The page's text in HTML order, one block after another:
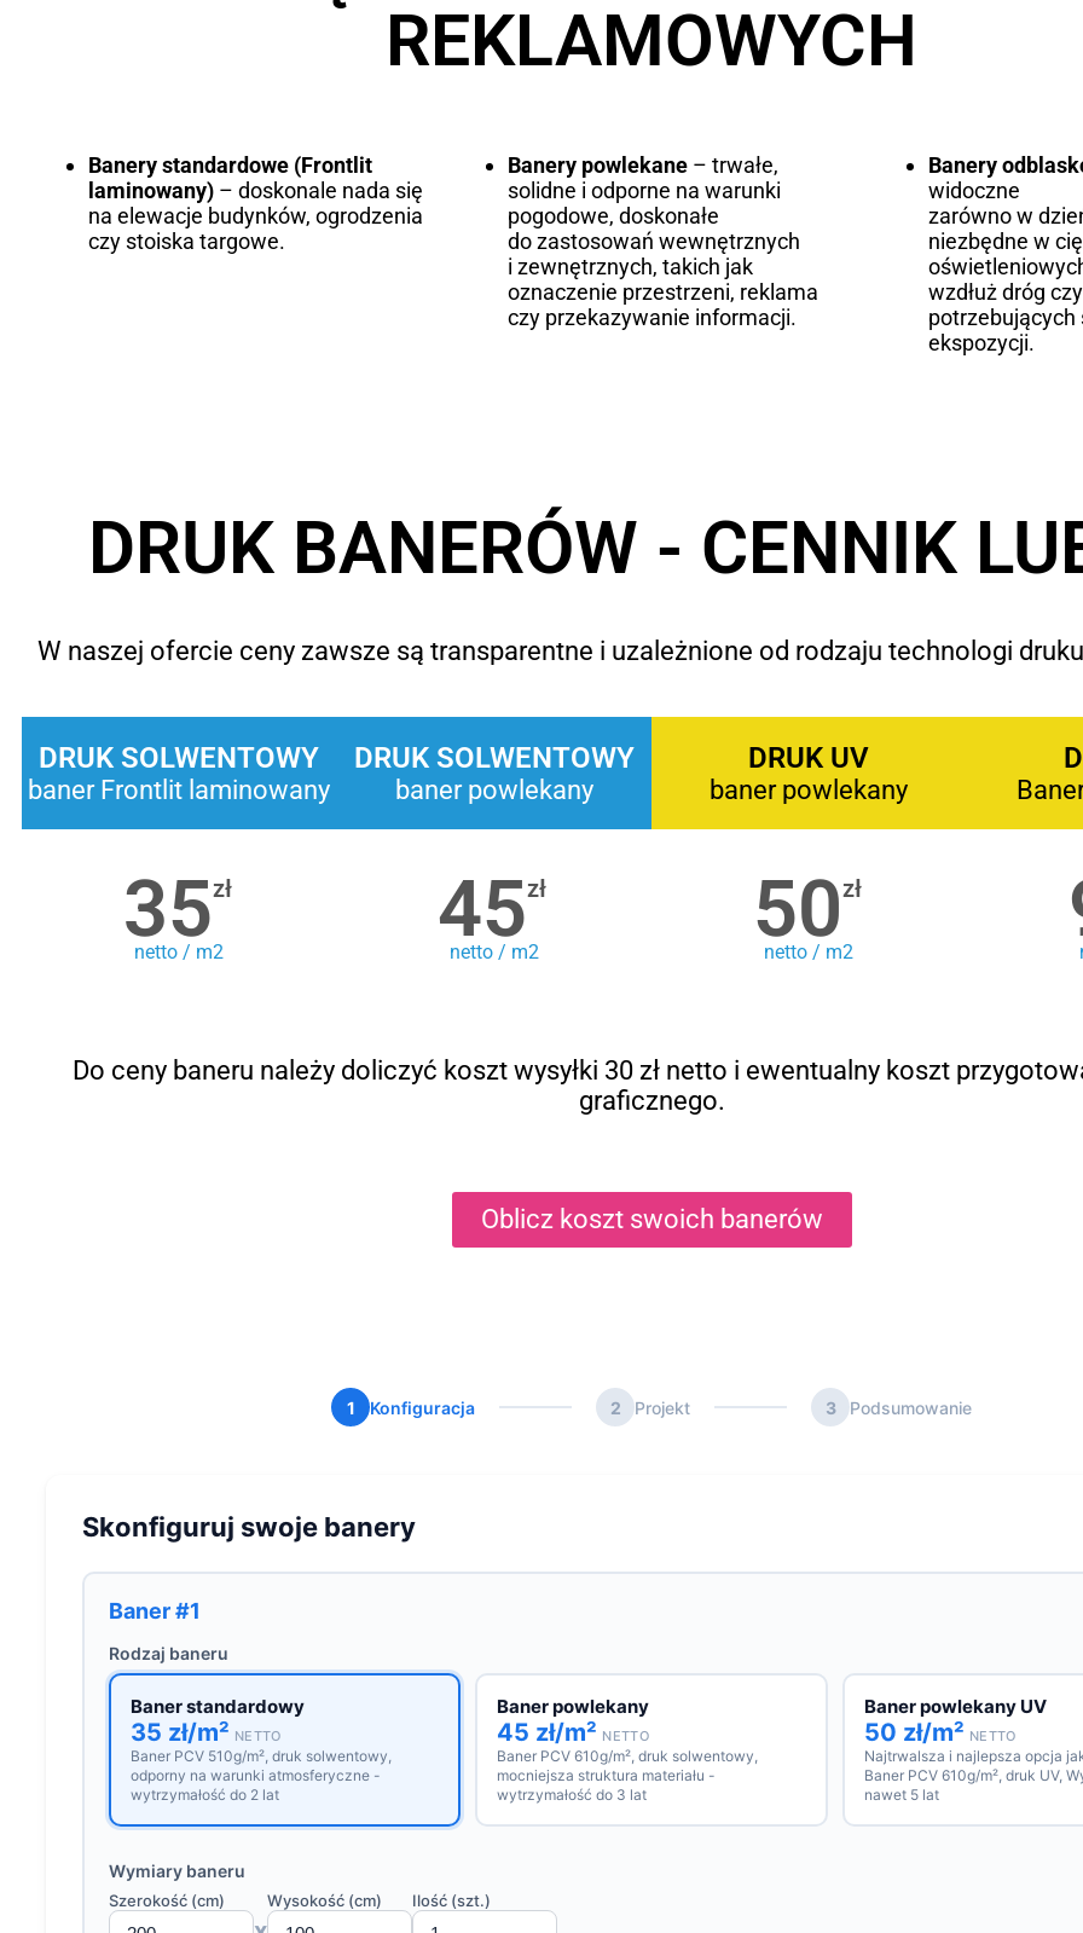
REKLAMOWYCH
Banery standardowe (Frontlit
laminowany) – doskonale nada się
na elewacje budynków, ogrodzenia
czy stoiska targowe.
Banery powlekane – trwałe,
solidne i odporne na warunki
pogodowe, doskonałe
do zastosowań wewnętrznych
i zewnętrznych, takich jak
oznaczenie przestrzeni, reklama
czy przekazywanie informacji.
Banery
widoczne
zarówno w
niezbędne w
wzdłuż dróg
potrzebujących
ekspozycji.
DRUK BANERÓW - CENNIK
W naszej ofercie ceny zawsze są transparentne i uzależnione od rodzaju technologi
DRUK SOLWENTOWY
baner Frontlit laminowany
35zł
netto / m2
DRUK SOLWENTOWY
baner powlekany
45zł
netto / m2
DRUK UV
baner powlekany
50zł
netto / m2
Do ceny baneru należy doliczyć koszt wysyłki 30 zł netto i ewentualny koszt
graficznego.
Oblicz koszt swoich banerów
1 Konfiguracja 2 Projekt 3 Podsumowanie
Skonfiguruj swoje banery
Baner #1
Rodzaj baneru
Baner standardowy
35 zł/m² NETTO
Baner PCV 510g/m², druk solwentowy,
odporny na warunki atmosferyczne -
wytrzymałość do 2 lat
Baner powlekany
45 zł/m² NETTO
Baner PCV 610g/m², druk solwentowy,
mocniejsza struktura materiału -
wytrzymałość do 3 lat
Baner powlekany UV
50 zł/m² NETTO
Najtrwalsza i najlepsza opcja
Baner PCV 610g/m², druk UV,
nawet 5 lat
Wymiary baneru
Szerokość (cm) Wysokość (cm) Ilość (szt.)